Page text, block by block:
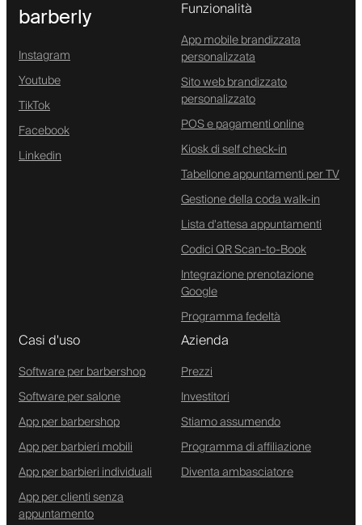
barberly
Instagram
Youtube
TikTok
Facebook
Linkedin
Funzionalità
App mobile brandizzata
personalizzata
Sito web brandizzato
personalizzato
POS e pagamenti online
Kiosk di self check-in
Tabellone appuntamenti per TV
Gestione della coda walk-in
Lista d'attesa appuntamenti
Codici QR Scan-to-Book
Integrazione prenotazione
Google
Programma fedeltà
Casi d'uso
Software per barbershop
Software per salone
App per barbershop
App per barbieri mobili
App per barbieri individuali
App per clienti senza
appuntamento
Azienda
Prezzi
Investitori
Stiamo assumendo
Programma di affiliazione
Diventa ambasciatore